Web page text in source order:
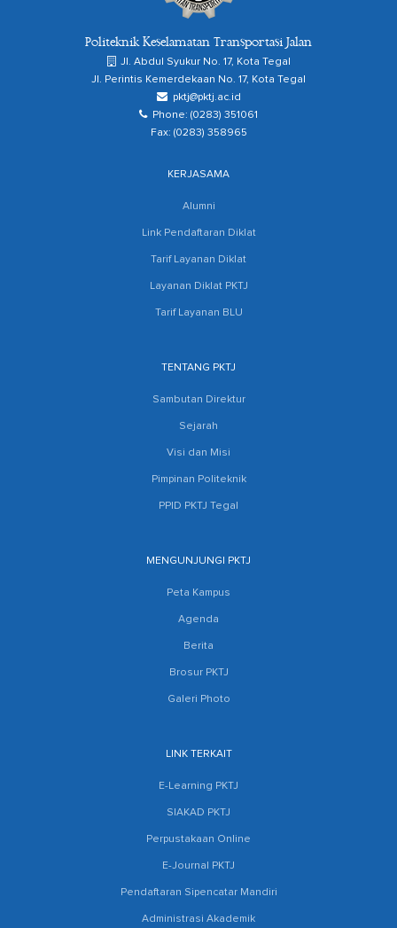
Politeknik Keselamatan Transportasi Jalan
Jl. Abdul Syukur No. 17, Kota Tegal
Jl. Perintis Kemerdekaan No. 17, Kota Tegal
pktj@pktj.ac.id
Phone: (0283) 351061
Fax: (0283) 358965
KERJASAMA
Alumni
Link Pendaftaran Diklat
Tarif Layanan Diklat
Layanan Diklat PKTJ
Tarif Layanan BLU
TENTANG PKTJ
Sambutan Direktur
Sejarah
Visi dan Misi
Pimpinan Politeknik
PPID PKTJ Tegal
MENGUNJUNGI PKTJ
Peta Kampus
Agenda
Berita
Brosur PKTJ
Galeri Photo
LINK TERKAIT
E-Learning PKTJ
SIAKAD PKTJ
Perpustakaan Online
E-Journal PKTJ
Pendaftaran Sipencatar Mandiri
Administrasi Akademik